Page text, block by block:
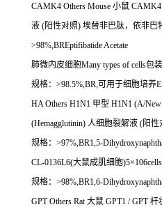
CAMK4 Others Mouse 小鼠
液 (阳性对照) 埃替非巴肽，依非巴
>98%,BREptifibatide Acetate
肺微内皮细胞Many types of cells包装
规格： >98.5%,BR,可用于细胞培养
HA Others H1N1 甲型 H1N1 (A/New
(Hemagglutinin) 人细胞裂解液 (阳性
规格： >97%,BR1,5-
CL-0136L6(大鼠成肌细胞)5×
规格： >98%,BR1,6-
GPT Others Rat大鼠 GPT1 / GPT杆